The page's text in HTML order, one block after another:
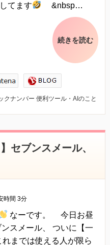
てます
&nbsp…
続きを読む
クナンバー 便利ツール・AIのこと
】セブンスメール、
時間 3分
なーです。 今日お昼
スメール、 ついに【一
までは使える人が限ら